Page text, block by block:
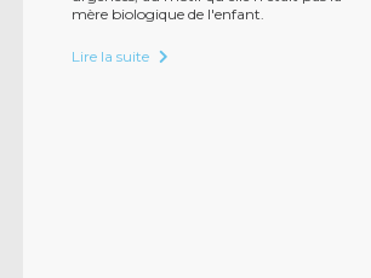
mère biologique de l'enfant.
Lire la suite